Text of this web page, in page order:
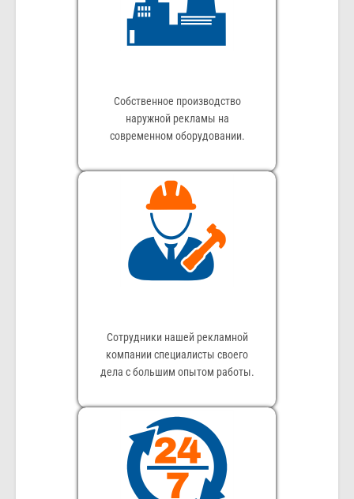
Собственное производство
наружной рекламы на
современном оборудовании.
Сотрудники нашей рекламной
компании специалисты своего
дела с большим опытом работы.